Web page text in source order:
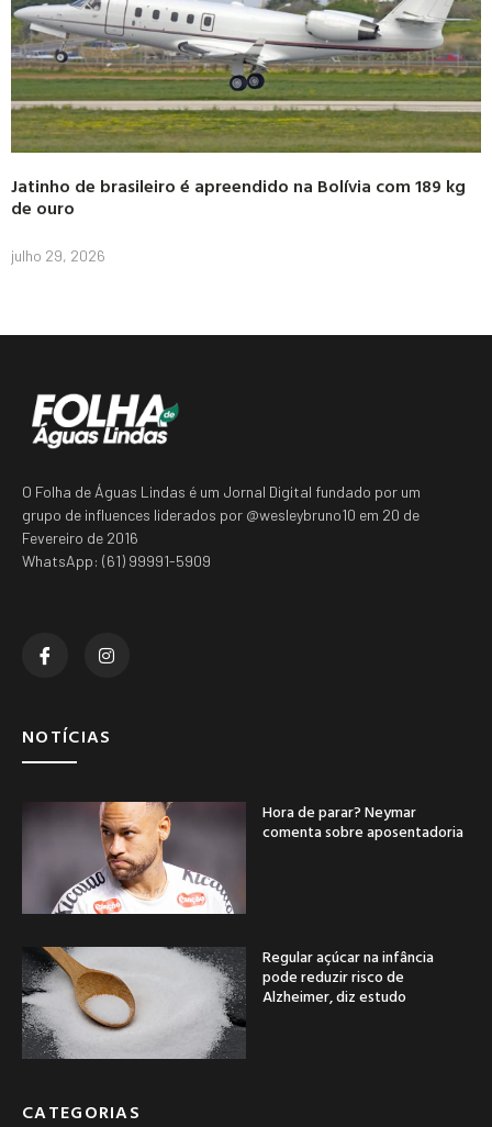
Jatinho de brasileiro é apreendido na Bolívia com 189 kg
de ouro
julho 29, 2026
O Folha de Águas Lindas é um Jornal Digital fundado por um
grupo de influences liderados por @wesleybruno10 em 20 de
Fevereiro de 2016
WhatsApp: (61) 99991-5909
NOTÍCIAS
Hora de parar? Neymar
comenta sobre aposentadoria
Regular açúcar na infância
pode reduzir risco de
Alzheimer, diz estudo
CATEGORIAS